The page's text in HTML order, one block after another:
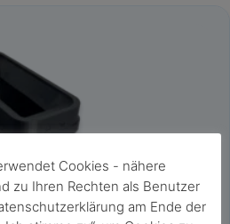
Cookies - nähere
zu Ihren Rechten als Benutzer
am Ende der